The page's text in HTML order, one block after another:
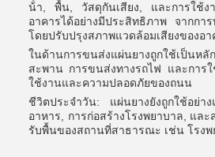
น้ํา, พื้น, วัสดุกันเสียง, และการใช้ง
อาคารได้อย่างมีประสิทธิภาพ จากกา
โดยปรับปรุงสภาพแวดล้อมเสียงของอา
ในด้านการขนส่งแผ่นยางถูกใช้เป็นห
สะพาน การขนส่งทางรถไฟ และการ
ใช้งานและความปลอดภัยของถนน
ชีวิตประจําวัน: แผ่นยางยังถูกใช้อย่า
อาหาร, การก่อสร้างโรงพยาบาล, แล
รับพื้นของสถานที่สาธารณะ เช่น โรงพ